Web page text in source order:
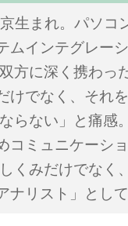
生まれ。パソコ
ムインテグレー
方に深く携わっ
けでなく、それ
らない」と痛感
コミュニケーシ
くみだけでなく
ナリスト」とし